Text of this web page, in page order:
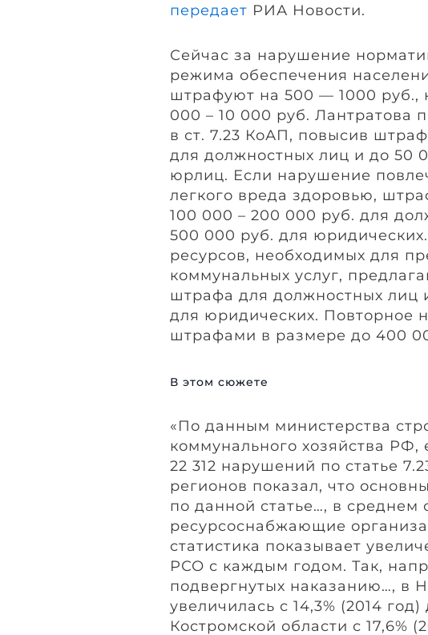
передает РИА Новости.
Сейчас за нарушение
режима обеспечения
штрафуют на 500 — 1000 руб.,
000 – 10 000 руб. Лантратова
в ст. 7.23 КоАП, повысив
для должностных лиц и до 50
юрлиц. Если нарушение
легкого вреда здоровью,
100 000 – 200 000 руб. для
500 000 руб. для
ресурсов, необходимых для
коммунальных услуг,
штрафа для должностных
для юридических. Повторное
штрафами в размере до 400
В этом сюжете
«По данным министерства
коммунального хозяйства РФ,
22 312 нарушений по статье
регионов показал, что
по данной статье…, в среднем
ресурсоснабжающие
статистика показывает
РСО с каждым годом. Так,
подвергнутых наказанию…, в
увеличилась с 14,3% (2014
Костромской области с 17,6%